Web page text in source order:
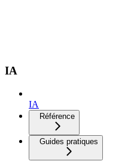
IA
IA
Référence
Guides pratiques